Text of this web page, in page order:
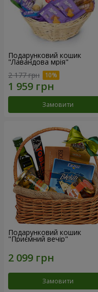
Подарунковий кошик
"Лавандова мрія"
2 177 грн
Замовити
Подарунковий кошик
"Приємний вечір"
Замовити